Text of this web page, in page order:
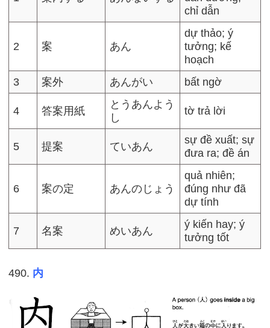
chỉ dẫn
2 案 あん
dự thảo; ý
tưởng; kế
hoạch
3
案外 あんがい bất ngờ
4 答案用紙
とうあんよう
し
tờ trả lời
5 提案 ていあん
sự đề xuất; sự
đưa ra; đề án
6 案の定 あんのじょう
quả nhiên;
đúng như đã
dự tính
7 名案 めいあん
ý kiến hay; ý
tưởng tốt
490. 内